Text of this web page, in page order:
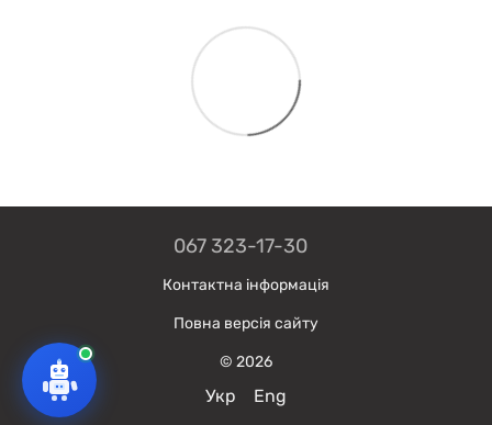
067 323-17-30
Контактна інформація
Повна версія сайту
© 2026
Укр Eng